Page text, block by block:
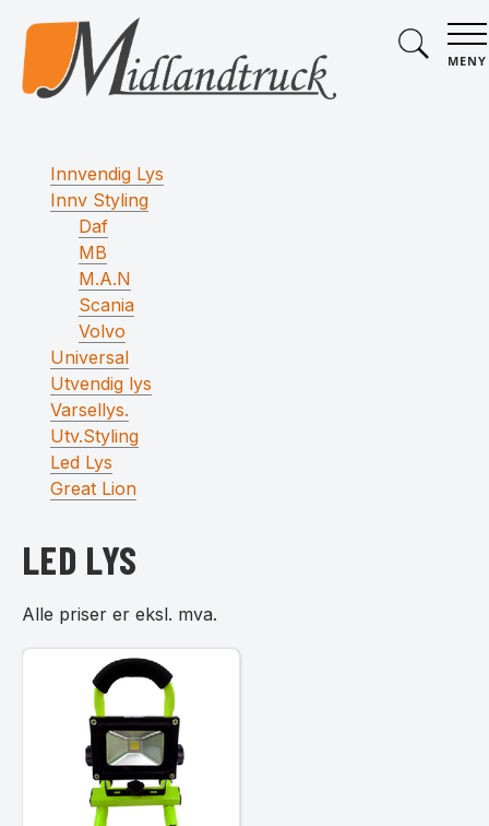
MENY
Innvendig Lys
Innv Styling
Daf
MB
M.A.N
Scania
Volvo
Universal
Utvendig lys
Varsellys.
Utv.Styling
Led Lys
Great Lion
LED LYS
Alle priser er eksl. mva.